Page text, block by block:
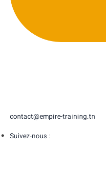
contact@empire-training.tn
Suivez-nous :